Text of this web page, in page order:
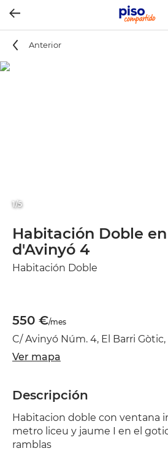
Anterior
1/5
Habitación Doble
d'Avinyó 4
Habitación Doble
550 €/mes
C/ Avinyó Núm. 4, El Barri
Ver mapa
Descripción
Habitacion doble con ventana
metro liceu y jaume I en el
ramblas